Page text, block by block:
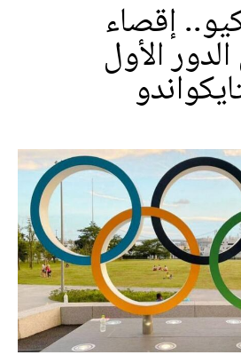
إقصاء
الأول